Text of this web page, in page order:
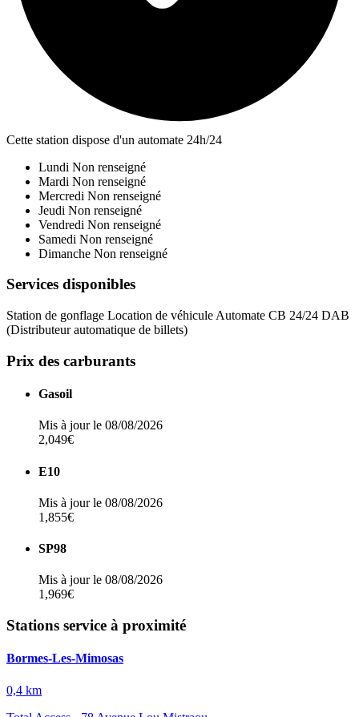
Cette station dispose d'un automate 24h/24
Lundi Non renseigné
Mardi Non renseigné
Mercredi Non renseigné
Jeudi Non renseigné
Vendredi Non renseigné
Samedi Non renseigné
Dimanche Non renseigné
Services disponibles
Station de gonflage Location de véhicule Automate CB 24/24 DAB
(Distributeur automatique de billets)
Prix des carburants
Gasoil
Mis à jour le 08/08/2026
2,049€
E10
Mis à jour le 08/08/2026
1,855€
SP98
Mis à jour le 08/08/2026
1,969€
Stations service à proximité
Bormes-Les-Mimosas
0,4 km